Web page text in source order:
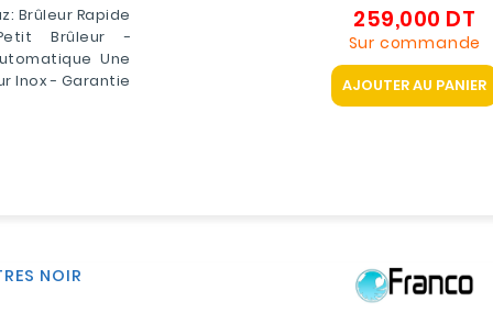
Brûleur Rapide
Brûleur -
Une
Inox - Garantie
259,000 DT
Sur commande
AJOUTER AU PANIER
NOIR